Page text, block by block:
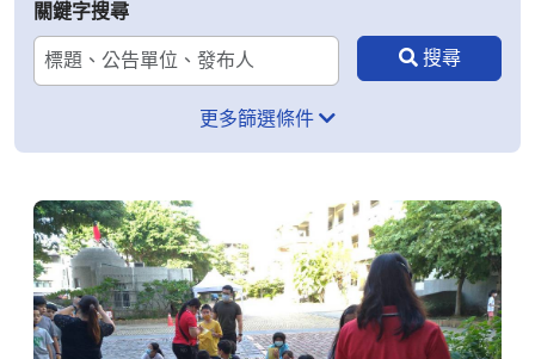
關鍵字搜尋
更多篩選條件